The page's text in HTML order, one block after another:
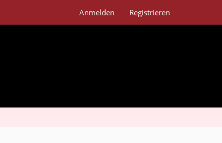
Anmelden Registrieren